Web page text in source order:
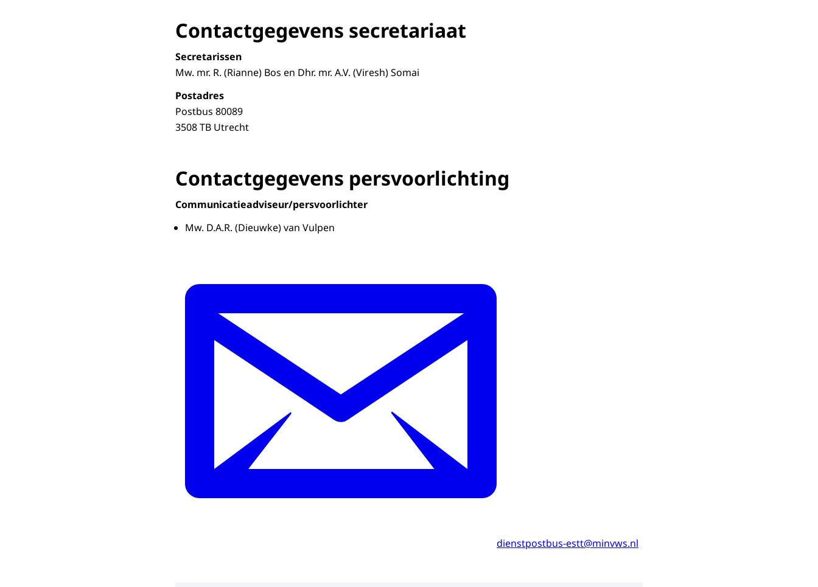
Contactgegevens secretariaat
Secretarissen
Mw. mr. R. (Rianne) Bos en Dhr. mr. A.V. (Viresh) Somai
Postadres
Postbus 80089
3508 TB Utrecht
Contactgegevens persvoorlichting
Communicatieadviseur/persvoorlichter
Mw. D.A.R. (Dieuwke) van Vulpen
dienstpostbus-estt@minvws.nl